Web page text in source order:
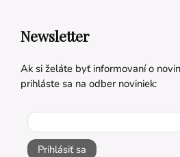
Newsletter
Ak si želáte byť informovaní o
prihláste sa na odber noviniek:
Prihlásiť sa